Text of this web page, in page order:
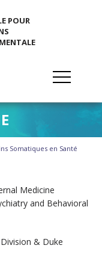
POUR
Somatiques en Santé
Medicine
and Behavioral
& Duke